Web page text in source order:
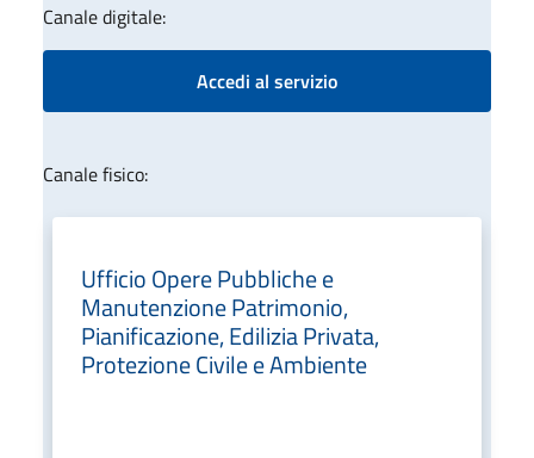
Canale digitale:
Accedi al servizio
Canale fisico:
Ufficio Opere Pubbliche e
Manutenzione Patrimonio,
Pianificazione, Edilizia Privata,
Protezione Civile e Ambiente